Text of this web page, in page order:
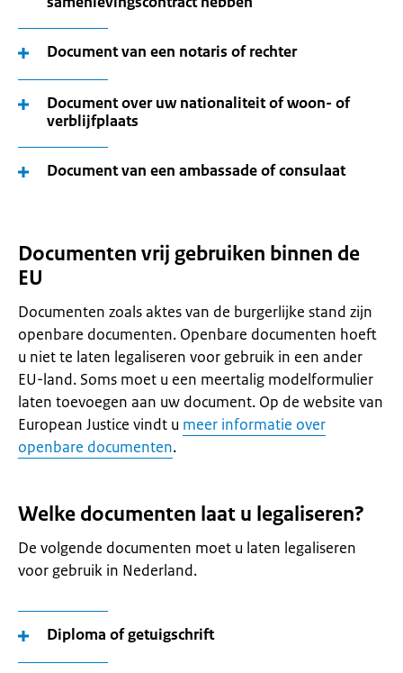
Document van een notaris of rechter
Document over uw nationaliteit of woon- of
verblijfplaats
Document van een ambassade of consulaat
Documenten vrij gebruiken binnen de
EU
Documenten zoals aktes van de burgerlijke stand zijn
openbare documenten. Openbare documenten hoeft
u niet te laten legaliseren voor gebruik in een ander
EU-land. Soms moet u een meertalig modelformulier
laten toevoegen aan uw document. Op de website van
European Justice vindt u meer informatie over
openbare documenten.
Welke documenten laat u legaliseren?
De volgende documenten moet u laten legaliseren
voor gebruik in Nederland.
Diploma of getuigschrift